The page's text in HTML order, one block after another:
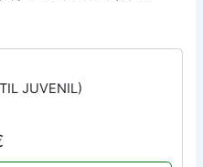
JUVENIL)